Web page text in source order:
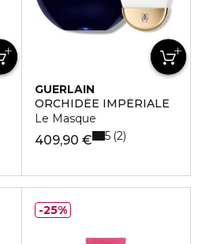
GUERLAIN
ORCHIDÉE IMPÉRIALE
Le Masque
409,90 € 5 2
25%